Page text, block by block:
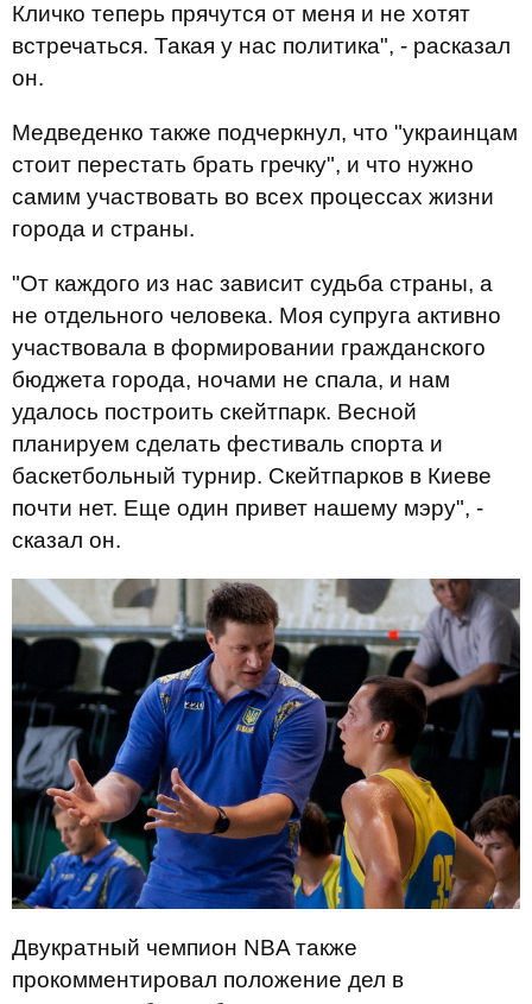
Кличко теперь прячутся от меня и не хотят
встречаться. Такая у нас политика", - расказал
он.
Медведенко также подчеркнул, что "украинцам
стоит перестать брать гречку", и что нужно
самим участвовать во всех процессах жизни
города и страны.
"От каждого из нас зависит судьба страны, а
не отдельного человека. Моя супруга активно
участвовала в формировании гражданского
бюджета города, ночами не спала, и нам
удалось построить скейтпарк. Весной
планируем сделать фестиваль спорта и
баскетбольный турнир. Скейтпарков в Киеве
почти нет. Еще один привет нашему мэру", -
сказал он.
Двукратный чемпион NBA также
прокомментировал положение дел в